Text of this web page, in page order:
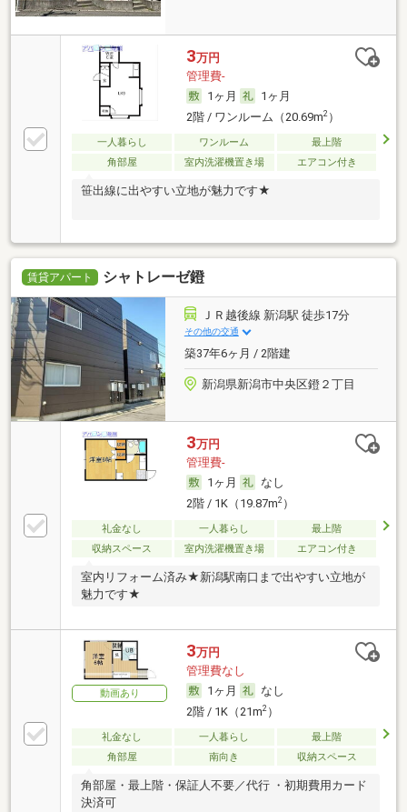
3万円
管理費-
1ヶ月
1ヶ月
2階 / ワンルーム（20.69m2）
一人暮らし ワンルーム
最上階
角部屋
室内洗濯機置き場 エアコン付き
笹出線に出やすい立地が魅力です★
賃貸アパート シャトレーゼ鐙
ＪＲ越後線 新潟駅 徒歩17分
その他の交通
築37年6ヶ月 / 2階建
新潟県新潟市中央区鐙２丁目
3万円
管理費-
1ヶ月
なし
2階 / 1K（19.87m2）
礼金なし 一人暮らし
最上階
収納スペース
室内洗濯機置き場 エアコン付き
室内リフォーム済み★新潟駅南口まで出やすい立地が
魅力です★
動画あり
3万円
管理費なし
1ヶ月
なし
2階 / 1K（21m2）
礼金なし 一人暮らし
最上階
角部屋
南向き 収納スペース
角部屋・最上階・保証人不要／代行 ・初期費用カード
決済可